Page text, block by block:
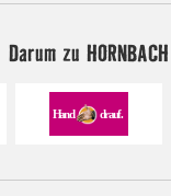
Darum zu HORNBACH